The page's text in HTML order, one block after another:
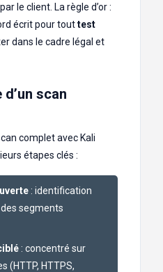
le client. La règle d’or :
écrit pour touttest
dans le cadre légal et
scan
complet avec Kali
étapes clés :
: identification
segments
: concentré sur
(HTTP, HTTPS,